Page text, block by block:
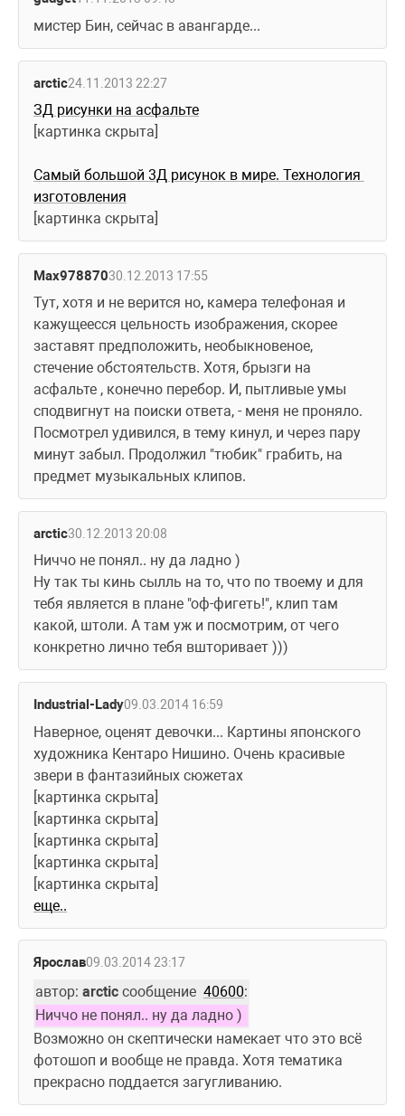
мистер Бин, сейчас в авангарде...
arctic24.11.2013 22:27
ЗД рисунки на асфальте
[картинка скрыта]
Самый большой 3Д рисунок в мире. Технология
изготовления
[картинка скрыта]
Max97887030.12.2013 17:55
Тут, хотя и не верится но, камера телефоная и
кажущеесся цельность изображения, скорее
заставят предположить, необыкновеное,
стечение обстоятельств. Хотя, брызги на
асфальте , конечно перебор. И, пытливые умы
сподвигнут на поиски ответа, - меня не проняло.
Посмотрел удивился, в тему кинул, и через пару
минут забыл. Продолжил "тюбик" грабить, на
предмет музыкальных клипов.
arctic30.12.2013 20:08
Ниччо не понял.. ну да ладно )
Ну так ты кинь сылль на то, что по твоему и для
тебя является в плане "оф-фигеть!", клип там
какой, штоли. А там уж и посмотрим, от чего
конкретно лично тебя вшторивает )))
Industrial-Lady09.03.2014 16:59
Наверное, оценят девочки... Картины японского
художника Кентаро Нишино. Очень красивые
звери в фантазийных сюжетах
[картинка скрыта]
[картинка скрыта]
[картинка скрыта]
[картинка скрыта]
[картинка скрыта]
еще..
Ярослав09.03.2014 23:17
автор: arctic сообщение 40600:
Ниччо не понял.. ну да ладно )
Возможно он скептически намекает что это всё
фотошоп и вообще не правда. Хотя тематика
прекрасно поддается загугливанию.